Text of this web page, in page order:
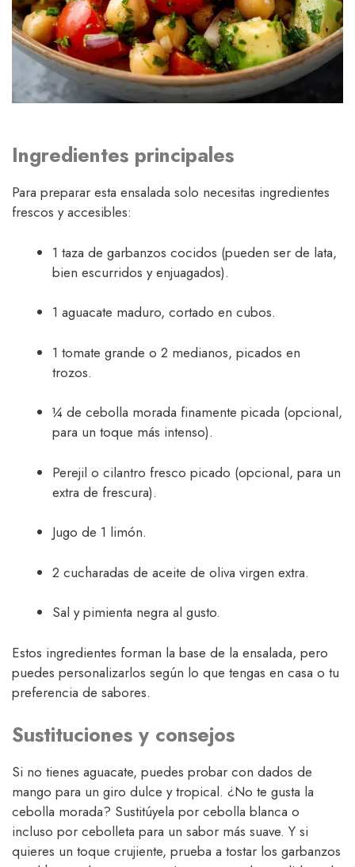
Ingredientes principales
Para preparar esta ensalada solo necesitas ingredientes
frescos y accesibles:
1 taza de garbanzos cocidos (pueden ser de lata,
bien escurridos y enjuagados).
1 aguacate maduro, cortado en cubos.
1 tomate grande o 2 medianos, picados en
trozos.
¼ de cebolla morada finamente picada (opcional,
para un toque más intenso).
Perejil o cilantro fresco picado (opcional, para un
extra de frescura).
Jugo de 1 limón.
2 cucharadas de aceite de oliva virgen extra.
Sal y pimienta negra al gusto.
Estos ingredientes forman la base de la ensalada, pero
puedes personalizarlos según lo que tengas en casa o tu
preferencia de sabores.
Sustituciones y consejos
Si no tienes aguacate, puedes probar con dados de
mango para un giro dulce y tropical. ¿No te gusta la
cebolla morada? Sustitúyela por cebolla blanca o
incluso por cebolleta para un sabor más suave. Y si
quieres un toque crujiente, prueba a tostar los garbanzos